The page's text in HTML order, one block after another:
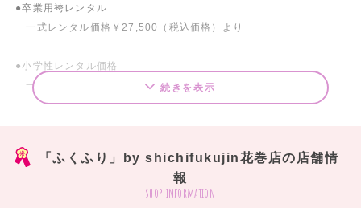
●卒業用袴レンタル
一式レンタル価格￥27,500（税込価格）より
●小学性レンタル価格
一式レンタル価格￥22,000（税込価格）より
一式レンタル価格 ¥38,500（税込価格）より
続きを表示
「ふくふり」by shichifukujin花巻店の店舗情
報
shop information